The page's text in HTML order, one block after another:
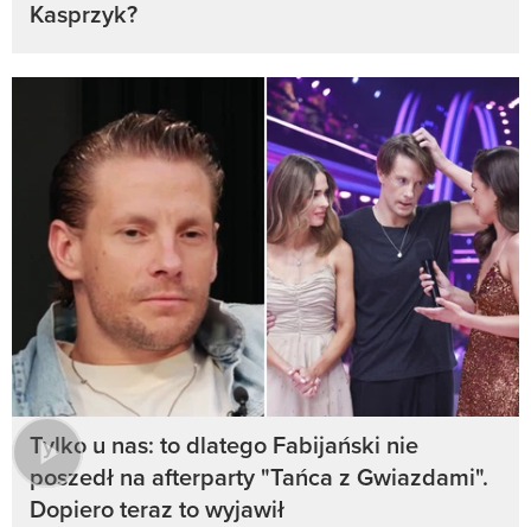
Kasprzyk?
Tylko u nas: to dlatego Fabijański nie
poszedł na afterparty "Tańca z Gwiazdami".
Dopiero teraz to wyjawił